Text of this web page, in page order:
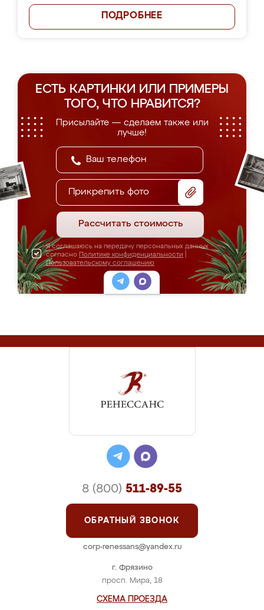
ПОДРОБНЕЕ
ЕСТЬ КАРТИНКИ ИЛИ ПРИМЕРЫ
ТОГО, ЧТО НРАВИТСЯ?
Присылайте — сделаем также или
лучше!
Прикрепить фото
Рассчитать стоимость
Я соглашаюсь на передачу персональных данных
согласно Политике конфиденциальности
Пользовательскому соглашению
г. Фрязино
просп. Мира, 18
СХЕМА ПРОЕЗДА
8 (800) 511-89-55
ОБРАТНЫЙ ЗВОНОК
corp-renessans@yandex.ru